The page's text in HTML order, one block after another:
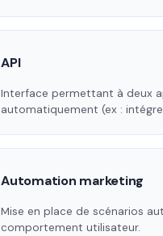
API
Interface permettant à deux
automatiquement (ex :
Automation marketing
Mise en place de scénarios
comportement utilisateur.